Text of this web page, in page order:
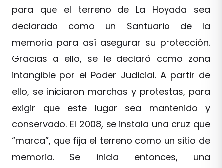
para que el terreno de La Hoyada sea
declarado como un Santuario de la
memoria para así asegurar su protección.
Gracias a ello, se le declaró como zona
intangible por el Poder Judicial. A partir de
ello, se iniciaron marchas y protestas, para
exigir que este lugar sea mantenido y
conservado. El 2008, se instala una cruz que
“marca”, que fija el terreno como un sitio de
memoria. Se inicia entonces, una